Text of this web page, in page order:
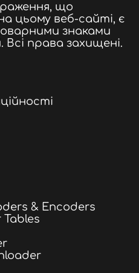
що
цьому веб-сайті, є
знаками
Всі права захищені.
& Encoders
Tables